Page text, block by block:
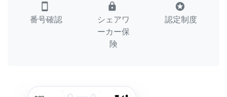
smartphone
番号確認
lock
シェアワ
ーカー保
険
stars
認定制度